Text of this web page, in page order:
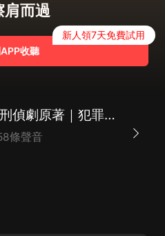
肩而過
收聽
新人領7天免費試用
漂白丨同名刑偵劇原著｜犯罪心理丨中國版沉默的羔羊
條聲音